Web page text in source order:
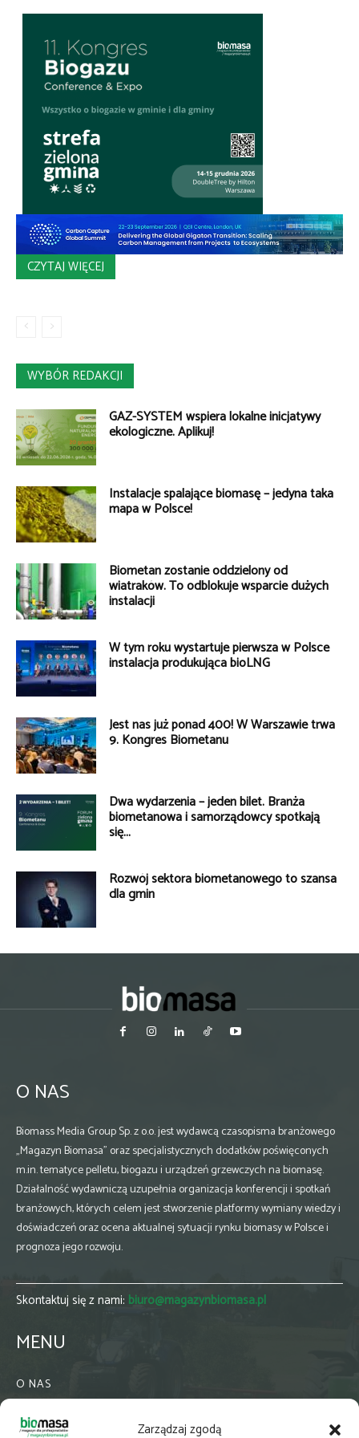
Zarządzaj zgodą
CZYTAJ WIĘCEJ
WYBÓR REDAKCJI
GAZ-SYSTEM wspiera lokalne inicjatywy
ekologiczne. Aplikuj!
Instalacje spalające biomasę – jedyna taka
mapa w Polsce!
Biometan zostanie oddzielony od
wiatraków. To odblokuje wsparcie dużych
instalacji
W tym roku wystartuje pierwsza w Polsce
instalacja produkująca bioLNG
Jest nas już ponad 400! W Warszawie trwa
9. Kongres Biometanu
Dwa wydarzenia – jeden bilet. Branża
biometanowa i samorządowcy spotkają
się...
Rozwój sektora biometanowego to szansa
dla gmin
O NAS
Biomass Media Group Sp. z o.o. jest wydawcą czasopisma branżowego
„Magazyn Biomasa” oraz specjalistycznych dodatków poświęconych
m.in. tematyce pelletu, biogazu i urządzeń grzewczych na biomasę.
Działalność wydawniczą uzupełnia organizacja konferencji i spotkań
branżowych, których celem jest stworzenie platformy wymiany wiedzy i
doświadczeń oraz ocena aktualnej sytuacji rynku biomasy w Polsce i
prognoza jego rozwoju.
Skontaktuj się z nami: biuro@magazynbiomasa.pl
MENU
O NAS
WSPÓŁPRACA